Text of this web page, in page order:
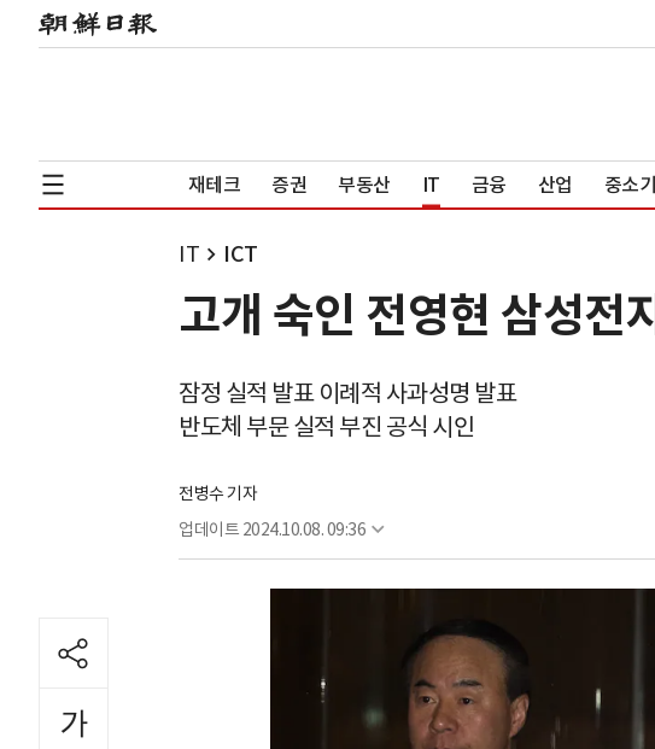
재테크 증권 부동산 IT 금융 산업 중소
IT ICT
고개 숙인 전영현 삼성
잠정 실적 발표 이례적 사과성명 발표
반도체 부문 실적 부진 공식 시인
전병수 기자
업데이트 2024.10.08. 09:36